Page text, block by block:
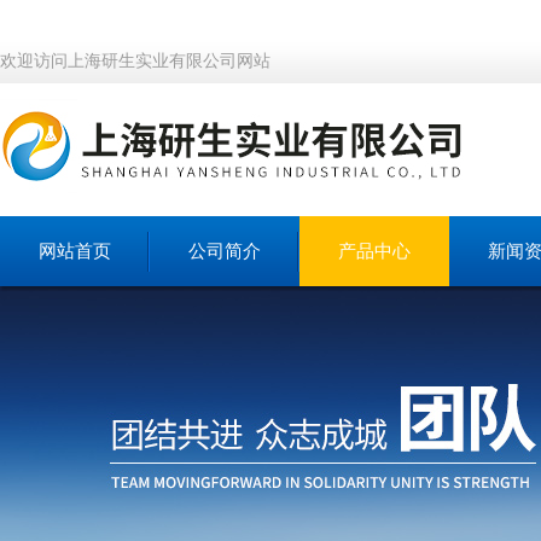
欢迎访问上海研生实业有限公司网站
网站首页 公司简介 产品中心 新闻